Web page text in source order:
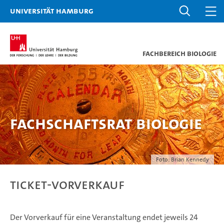
Universität Hamburg
Fachbereich Biologie
Foto: Brian Kennedy
Fachschaftsrat Biologie
Ticket-Vorverkauf
Der Vorverkauf für eine Veranstaltung endet jeweils 24